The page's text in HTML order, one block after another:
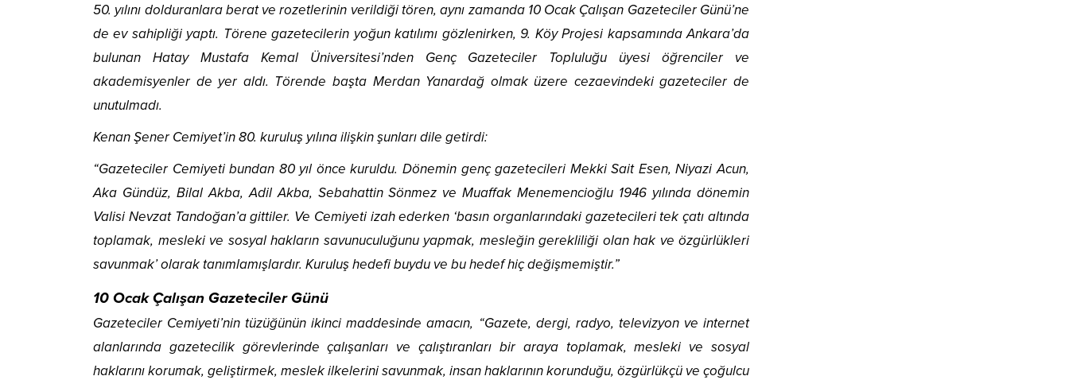
50. yılını dolduranlara berat ve rozetlerinin verildiği tören, aynı zamanda 10 Ocak Çalışan Gazeteciler Günü’ne
de ev sahipliği yaptı. Törene gazetecilerin yoğun katılımı gözlenirken, 9. Köy Projesi kapsamında Ankara’da
bulunan Hatay Mustafa Kemal Üniversitesi’nden Genç Gazeteciler Topluluğu üyesi öğrenciler ve
akademisyenler de yer aldı. Törende başta Merdan Yanardağ olmak üzere cezaevindeki gazeteciler de
unutulmadı.
Kenan Şener Cemiyet’in 80. kuruluş yılına ilişkin şunları dile getirdi:
“Gazeteciler Cemiyeti bundan 80 yıl önce kuruldu. Dönemin genç gazetecileri Mekki Sait Esen, Niyazi Acun,
Aka Gündüz, Bilal Akba, Adil Akba, Sebahattin Sönmez ve Muaffak Menemencioğlu 1946 yılında dönemin
Valisi Nevzat Tandoğan’a gittiler. Ve Cemiyeti izah ederken ‘basın organlarındaki gazetecileri tek çatı altında
toplamak, mesleki ve sosyal hakların savunuculuğunu yapmak, mesleğin gerekliliği olan hak ve özgürlükleri
savunmak’ olarak tanımlamışlardır. Kuruluş hedefi buydu ve bu hedef hiç değişmemiştir.”
10 Ocak Çalışan Gazeteciler Günü
Gazeteciler Cemiyeti’nin tüzüğünün ikinci maddesinde amacın, “Gazete, dergi, radyo, televizyon ve internet
alanlarında gazetecilik görevlerinde çalışanları ve çalıştıranları bir araya toplamak, mesleki ve sosyal
haklarını korumak, geliştirmek, meslek ilkelerini savunmak, insan haklarının korunduğu, özgürlükçü ve çoğulcu